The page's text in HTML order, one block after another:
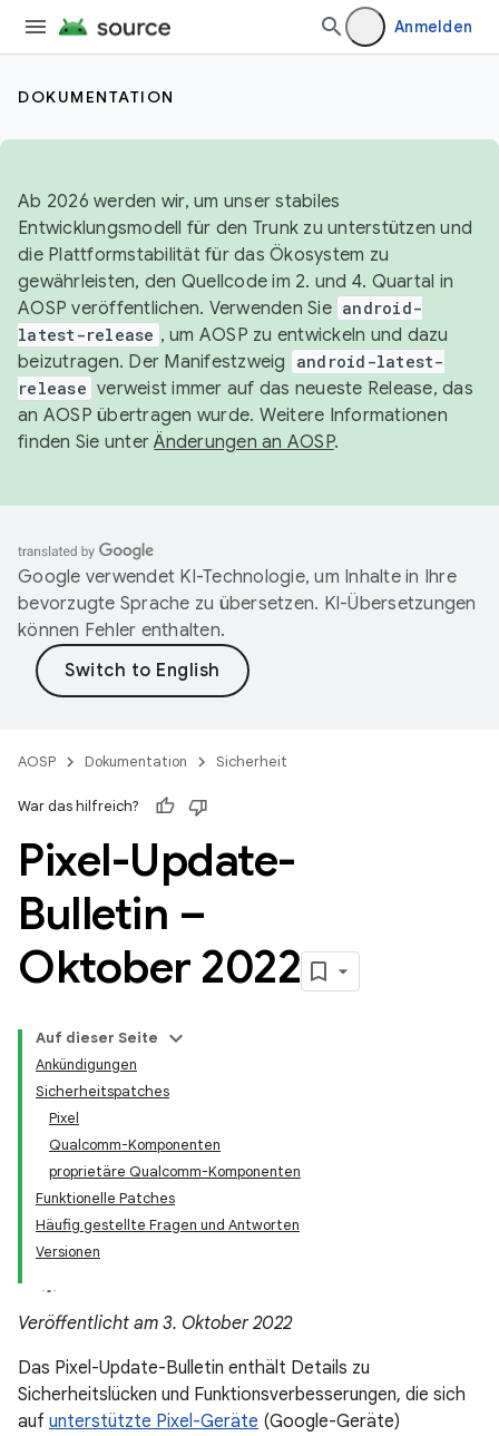
Anmelden
DOKUMENTATION
Ab 2026 werden wir, um unser stabiles
Entwicklungsmodell für den Trunk zu unterstützen und
die Plattformstabilität für das Ökosystem zu
gewährleisten, den Quellcode im 2. und 4. Quartal in
AOSP veröffentlichen. Verwenden Sie android-
latest-release , um AOSP zu entwickeln und dazu
beizutragen. Der Manifestzweig
android-latest-
release verweist immer auf das neueste Release, das
an AOSP übertragen wurde. Weitere Informationen
finden Sie unterÄnderungen an AOSP.
Google verwendet KI-Technologie, um Inhalte in Ihre
bevorzugte Sprache zu übersetzen. KI-Übersetzungen
können Fehler enthalten.
AOSP Dokumentation Sicherheit
War das hilfreich?
Pixel-Update-
Bulletin –
Oktober 2022
Auf dieser Seite
Ankündigungen
Sicherheitspatches
Pixel
Qualcomm-Komponenten
proprietäre Qualcomm-Komponenten
Funktionelle Patches
Häufig gestellte Fragen und Antworten
Versionen
Veröffentlicht am 3. Oktober 2022
Das Pixel-Update-Bulletin enthält Details zu
Sicherheitslücken und Funktionsverbesserungen, die sich
auf unterstützte Pixel-Geräte (Google-Geräte)